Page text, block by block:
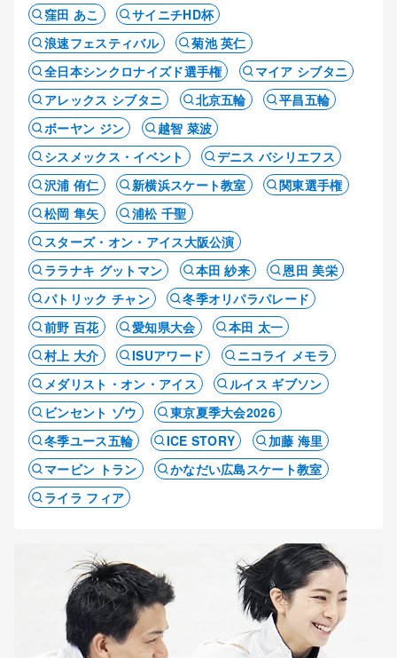
窪田 あこ
サイニチHD杯
浪速フェスティバル
菊池 英仁
全日本シンクロナイズド選手権
マイア シブタニ
アレックス シブタニ
北京五輪
平昌五輪
ボーヤン ジン
越智 菜波
シスメックス・イベント
デニス バシリエフス
沢浦 侑仁
新横浜スケート教室
関東選手権
松岡 隼矢
浦松 千聖
スターズ・オン・アイス大阪公演
ララナキ グットマン
本田 紗来
恩田 美栄
パトリック チャン
冬季オリパラパレード
前野 百花
愛知県大会
本田 太一
村上 大介
ISUアワード
ニコライ メモラ
メダリスト・オン・アイス
ルイス ギブソン
ビンセント ゾウ
東京夏季大会2026
冬季ユース五輪
ICE STORY
加藤 海里
マービン トラン
かなだい広島スケート教室
ライラ フィア